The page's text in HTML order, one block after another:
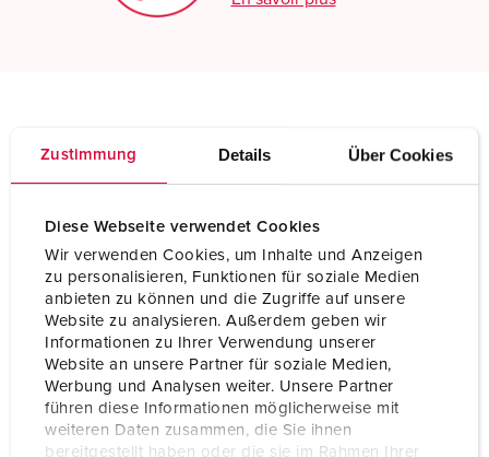
Zustimmung Details Über Cookies
Diese Webseite verwendet Cookies
Wir verwenden Cookies, um Inhalte und Anzeigen
zu personalisieren, Funktionen für soziale Medien
anbieten zu können und die Zugriffe auf unsere
Website zu analysieren. Außerdem geben wir
Informationen zu Ihrer Verwendung unserer
Website an unsere Partner für soziale Medien,
Werbung und Analysen weiter. Unsere Partner
führen diese Informationen möglicherweise mit
weiteren Daten zusammen, die Sie ihnen
bereitgestellt haben oder die sie im Rahmen Ihrer
Socle de prise de courant semi-encastré avec
Ampère 16 A
Pôles 3 p
230 V
Position horaire 6 h
Hertz 50-60 Hz